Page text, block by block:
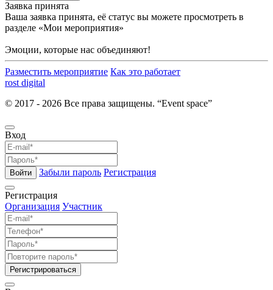
Заявка принята
Ваша заявка принята, её статус вы можете просмотреть в
разделе «Мои мероприятия»
Эмоции, которые нас объединяют!
Разместить мероприятие Как это работает
rost digital
© 2017 - 2026 Все права защищены. “Event space”
Вход
Войти Забыли пароль Регистрация
Регистрация
Организация Участник
Регистрироваться